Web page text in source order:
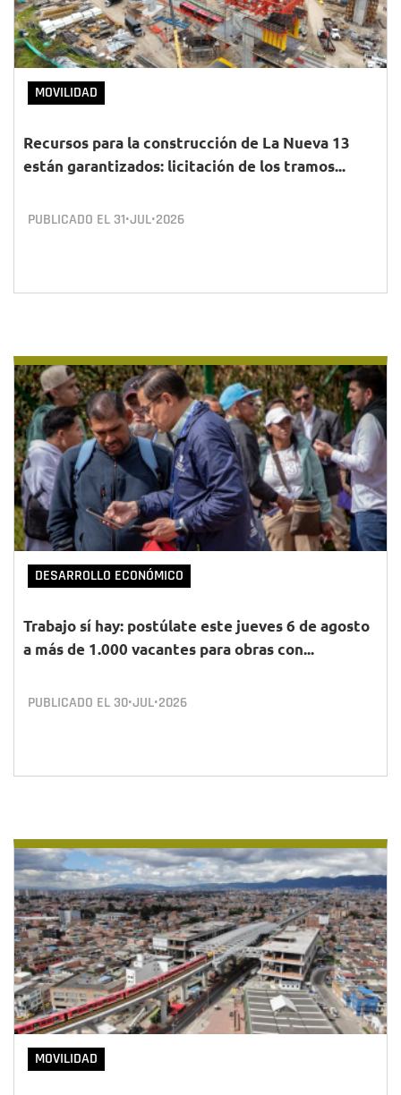
MOVILIDAD
Recursos para la construcción de La Nueva 13
están garantizados: licitación de los tramos...
PUBLICADO EL 31•JUL•2026
DESARROLLO ECONÓMICO
Trabajo sí hay: postúlate este jueves 6 de agosto
a más de 1.000 vacantes para obras con...
PUBLICADO EL 30•JUL•2026
MOVILIDAD